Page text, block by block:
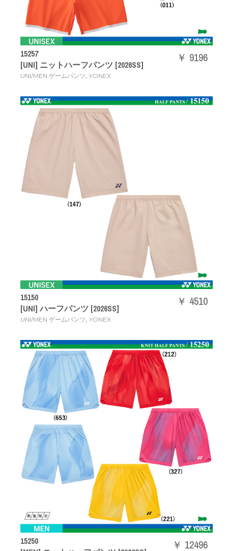
15257
[UNI] ニットハーフパンツ [2026SS]
UNI/MEN ゲームパンツ, YONEX
￥ 9196
15150
[UNI] ハーフパンツ [2026SS]
UNI/MEN ゲームパンツ, YONEX
￥ 4510
15250
￥ 12496